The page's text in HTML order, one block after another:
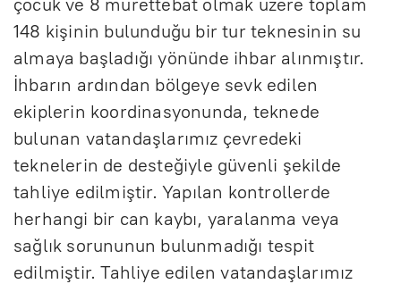
148 kişinin bulunduğu bir tur teknesinin su
almaya başladığı yönünde ihbar alınmıştır.
İhbarın ardından bölgeye sevk edilen
ekiplerin koordinasyonunda, teknede
bulunan vatandaşlarımız çevredeki
teknelerin de desteğiyle güvenli şekilde
tahliye edilmiştir. Yapılan kontrollerde
herhangi bir can kaybı, yaralanma veya
sağlık sorununun bulunmadığı tespit
edilmiştir. Tahliye edilen vatandaşlarımız